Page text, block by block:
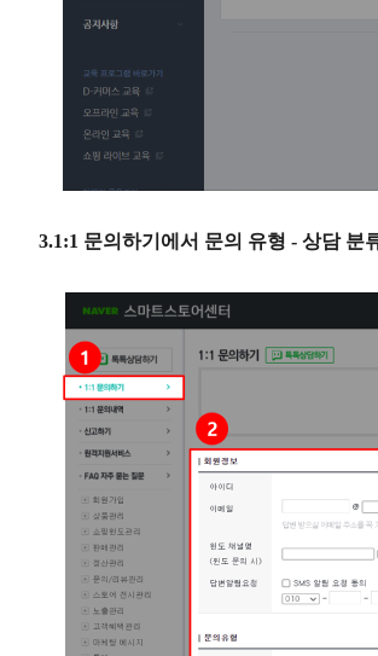
3.1:1 문의하기에서 문의 유형 - 상담 분